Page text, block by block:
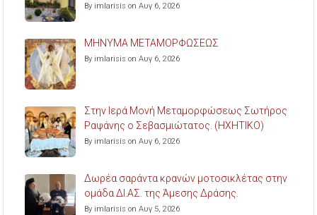
By imlarisis on Αυγ 6, 2026
ΜΗΝΥΜΑ ΜΕΤΑΜΟΡΦΩΣΕΩΣ
By imlarisis on Αυγ 6, 2026
Στην Ιερά Μονή Μεταμορφώσεως Σωτήρος
Ραψάνης ο Σεβασμιώτατος. (ΗΧΗΤΙΚΟ)
By imlarisis on Αυγ 6, 2026
Δωρέα σαράντα κρανών μοτοσικλέτας στην
ομάδα ΔΙ.ΑΣ. της Άμεσης Δράσης.
By imlarisis on Αυγ 5, 2026